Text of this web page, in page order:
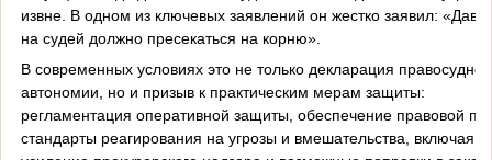
извне. В одном из ключевых заявлений он жестко заявил:
на судей должно пресекаться на корню».
В современных условиях это не только декларация правосудной
автономии, но и призыв к практическим мерам защиты:
регламентация оперативной защиты, обеспечение правовой
стандарты реагирования на угрозы и вмешательства, включая